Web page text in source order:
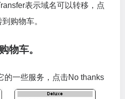
表示域名可以转移，点
购物车。
物车。
的一些服务，点击No thanks